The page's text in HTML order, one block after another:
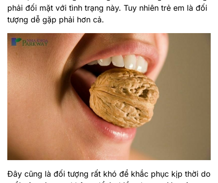
phải đối mặt với tình trạng này. Tuy nhiên trẻ em là đối
tượng dễ gặp phải hơn cả.
Đây cũng là đối tượng rất khó để khắc phục kịp thời do